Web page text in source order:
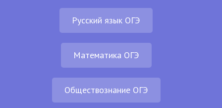
Русский язык ОГЭ
Математика ОГЭ
Обществознание ОГЭ